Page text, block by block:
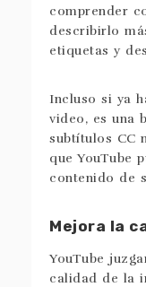
comprender
describirlo
etiquetas y
Incluso si ya
video, es una
subtítulos CC
que YouTube
contenido de
Mejora la
YouTube
calidad de la